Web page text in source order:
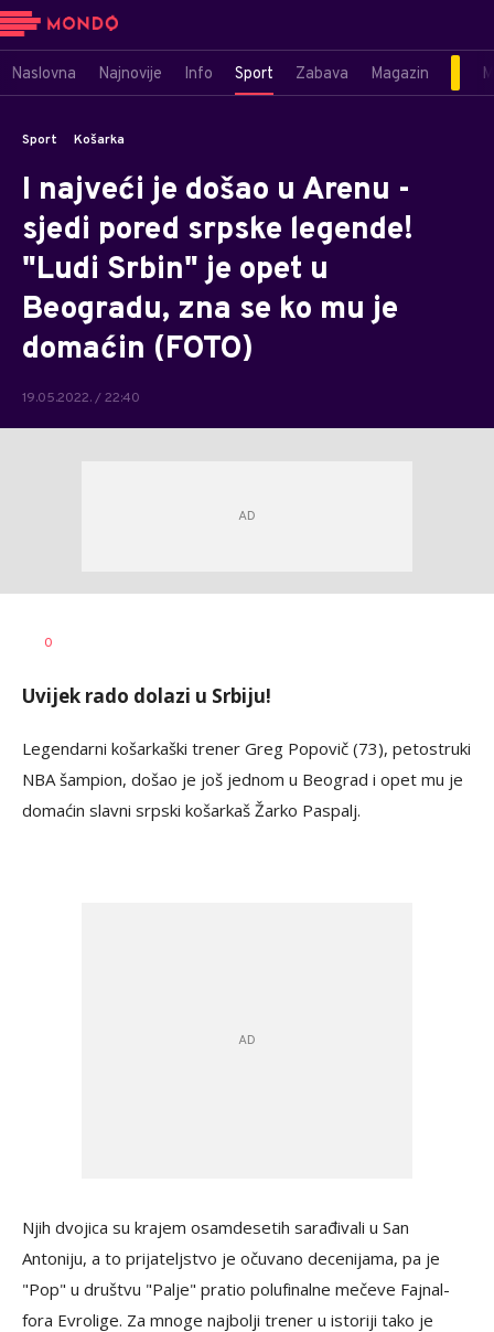
Naslovna Najnovije Info Sport Zabava Magazin
Sport Košarka
I najveći je došao u Arenu -
sjedi pored srpske legende!
"Ludi Srbin" je opet u
Beogradu, zna se ko mu je
domaćin (FOTO)
19.05.2022. / 22:40
AUTOR
0
Uvijek rado dolazi u Srbiju!
Legendarni košarkaški trener Greg Popovič (73), petostruki
NBA šampion, došao je još jednom u Beograd i opet mu je
domaćin slavni srpski košarkaš Žarko Paspalj.
Njih dvojica su krajem osamdesetih sarađivali u San
Antoniju, a to prijateljstvo je očuvano decenijama, pa je
"Pop" u društvu "Palje" pratio polufinalne mečeve Fajnal-
fora Evrolige. Za mnoge najbolji trener u istoriji tako je